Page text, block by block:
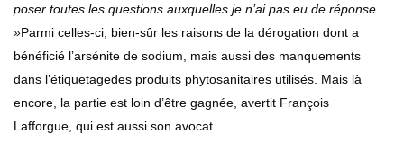
poser toutes les questions auxquelles je n’ai pas eu de réponse.
»Parmi celles-ci, bien-sûr les raisons de la dérogation dont a
bénéficié l’arsénite de sodium, mais aussi des manquements
dans l’étiquetagedes produits phytosanitaires utilisés. Mais là
encore, la partie est loin d’être gagnée, avertit François
Lafforgue, qui est aussi son avocat.